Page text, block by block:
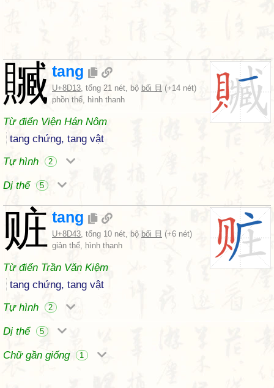
贓 tang
U+8D13, tổng 21 nét, bộ bối 貝 (+14 nét)
phồn thể, hình thanh
Từ điển Viện Hán Nôm
tang chứng, tang vật
Tự hình
2
Dị thể 5
赃 tang
U+8D43, tổng 10 nét, bộ bối 貝 (+6 nét)
giản thể, hình thanh
Từ điển Trần Văn Kiệm
tang chứng, tang vật
Tự hình
2
Dị thể 5
Chữ gần giống 1